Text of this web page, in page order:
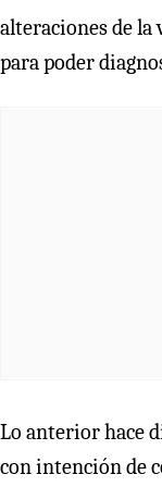
alteraciones de la
para poder
Lo anterior hace
con intención de